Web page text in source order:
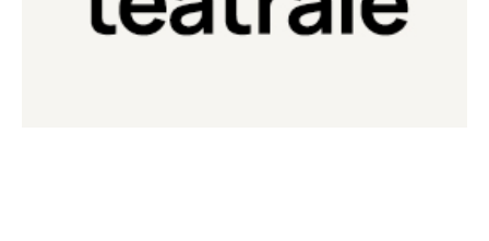
Laboratorio Teatrale